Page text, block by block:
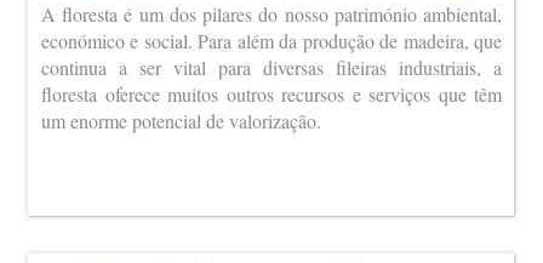
A floresta é um dos pilares do nosso património ambiental,
económico e social. Para além da produção de madeira, que
continua a ser vital para diversas fileiras industriais, a
floresta oferece muitos outros recursos e serviços que têm
um enorme potencial de valorização.